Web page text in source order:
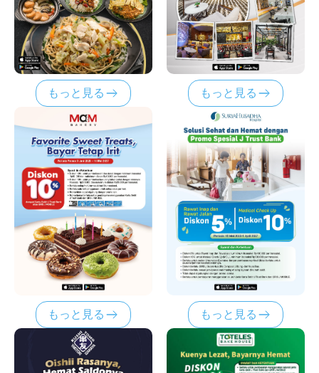
もっと見る もっと見る
もっと見る もっと見る